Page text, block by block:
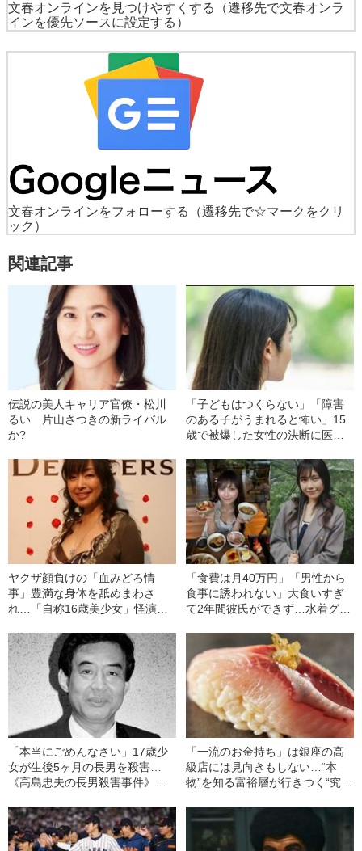
文春オンラインを見つけやすくする
（遷移先で文春オンラ
インを優先ソースに設定する）
文春オンラインをフォローする
（遷移先で☆マークをクリ
ック）
関連記事
伝説の美人キャリア官僚・松川
るい 片山さつきの新ライバル
か?
「子どもはつくらない」「障害
のある子がうまれると怖い」15
歳で被爆した女性の決断に医者
者からの衝撃的な一言”
ヤクザ顔負けの「血みどろ情
事」豊満な身体を舐めまわさ
れ…「自称16歳美少女」怪演
ぎる“熟れ方”
「食費は月40万円」「男性から
食事に誘われない」大食いすぎ
て2年間彼氏ができず…水着グラ
女子（24）が語る、驚愕の食生
活
「本当にごめんなさい」17歳少
女が生後5ヶ月の長男を殺害…
《高島忠夫の長男殺害事件》夫
39年の事件）
「一流のお金持ち」は銀座の高
級店には見向きもしない…“本
物”を知る富裕層が行きつく“究極